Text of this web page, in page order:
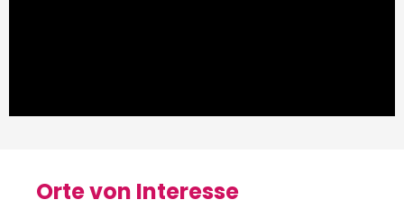
Orte von Interesse